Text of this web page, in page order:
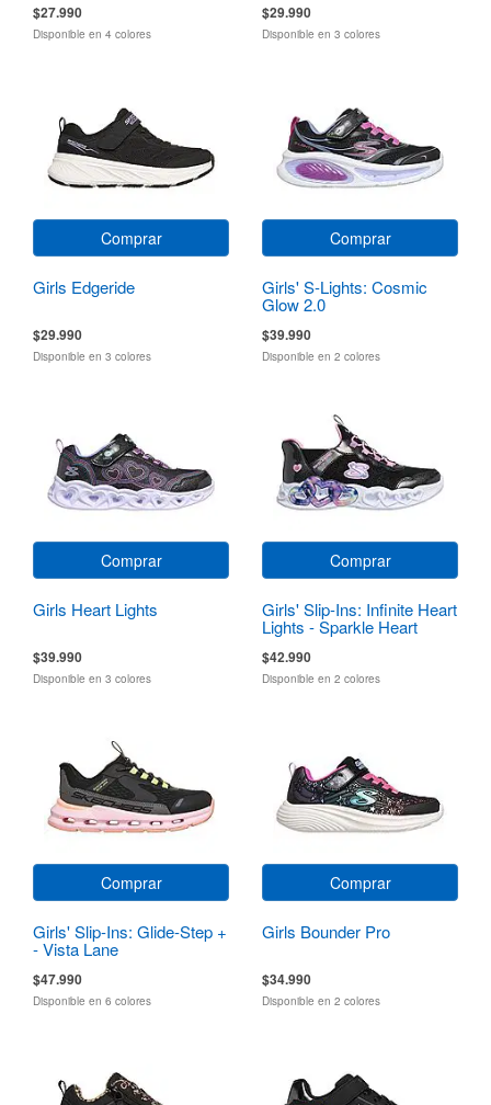
$27.990
Disponible en 4 colores
$29.990
Disponible en 3 colores
Comprar
Girls Edgeride
$29.990
Disponible en 3 colores
Comprar
Girls' S-Lights: Cosmic
Glow 2.0
$39.990
Disponible en 2 colores
Comprar
Girls Heart Lights
$39.990
Disponible en 3 colores
Comprar
Girls' Slip-Ins: Infinite Heart
Lights - Sparkle Heart
$42.990
Disponible en 2 colores
Comprar
Girls' Slip-Ins: Glide-Step +
- Vista Lane
$47.990
Disponible en 6 colores
Comprar
Girls Bounder Pro
$34.990
Disponible en 2 colores